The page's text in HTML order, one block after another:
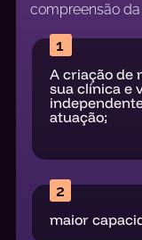
compreensão
1
A criação de
sua clínica e
atuação;
2
maior